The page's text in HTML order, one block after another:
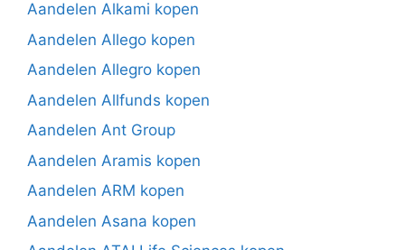
Aandelen Alkami kopen
Aandelen Allego kopen
Aandelen Allegro kopen
Aandelen Allfunds kopen
Aandelen Ant Group
Aandelen Aramis kopen
Aandelen ARM kopen
Aandelen Asana kopen